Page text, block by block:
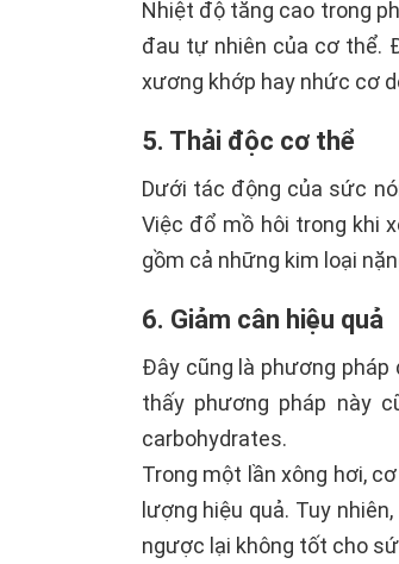
Nhiệt độ tăng cao trong
đau tự nhiên của cơ thể.
xương khớp hay nhức cơ
5. Thải độc cơ thể
Dưới tác động của sức
Việc đổ mồ hôi trong khi
gồm cả những kim loại
6. Giảm cân hiệu quả
Đây cũng là phương
thấy phương pháp này
carbohydrates.
Trong một lần xông hơi,
lượng hiệu quả. Tuy
ngược lại không tốt cho